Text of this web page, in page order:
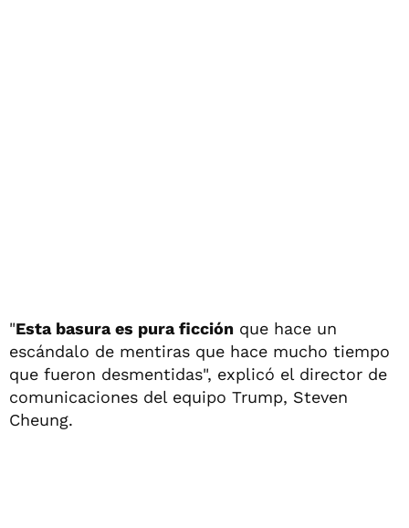
"Esta basura es pura ficción que hace un
escándalo de mentiras que hace mucho tiempo
que fueron desmentidas", explicó el director de
comunicaciones del equipo Trump, Steven
Cheung.